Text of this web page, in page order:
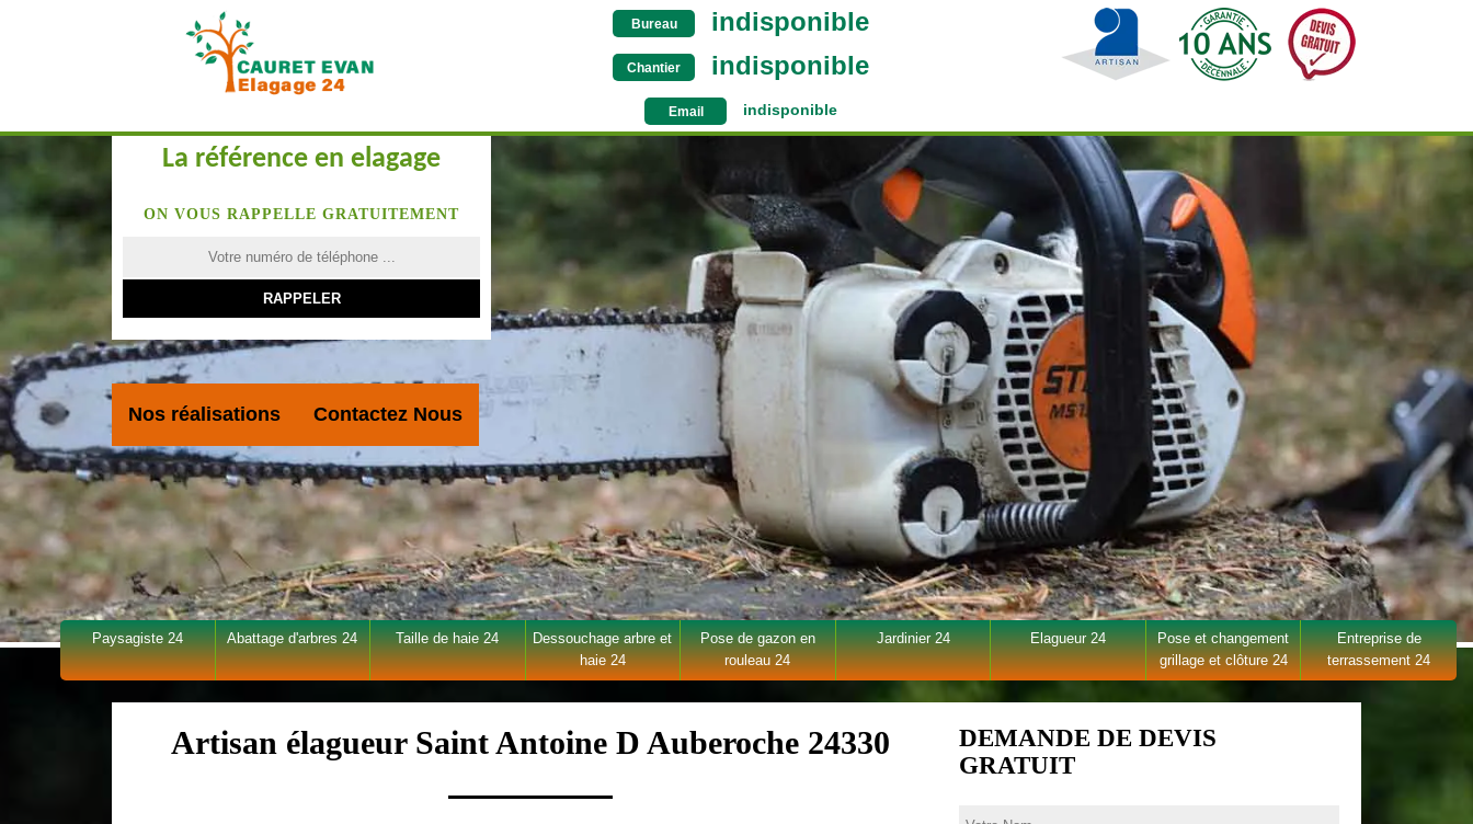
Bureau indisponible
Chantier indisponible
Email indisponible
La référence en elagage
ON VOUS RAPPELLE GRATUITEMENT
Nos réalisations Contactez Nous
Paysagiste 24 Abattage d'arbres 24 Taille de haie 24
Dessouchage arbre et
haie 24
Pose de gazon en
rouleau 24
Jardinier 24 Elagueur 24
Pose et changement
grillage et clôture 24
Entreprise de
terrassement 24
Artisan élagueur Saint Antoine D Auberoche 24330
DEMANDE DE DEVIS
GRATUIT